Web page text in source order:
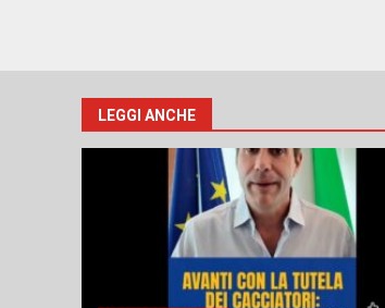
LEGGI ANCHE